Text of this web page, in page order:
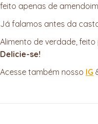
feito apenas de
Já falamos antes da
Alimento de verdade,
Delicie-se!
Acesse também nosso IG